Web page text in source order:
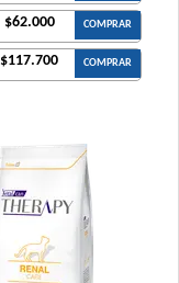
$62.000 COMPRAR
$117.700 COMPRAR